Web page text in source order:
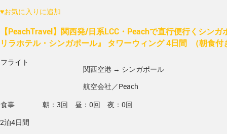
♥お気に入りに追加
【PeachTravel】関西発/日系LCC・Peachで直行便行くシン
リラホテル・シンガポール』 タワーウィング 4日間 （朝食付
フライト
関西空港 → シンガポール
航空会社／Peach
食事
朝：3回 昼：0回 夜：0回
2泊4日間